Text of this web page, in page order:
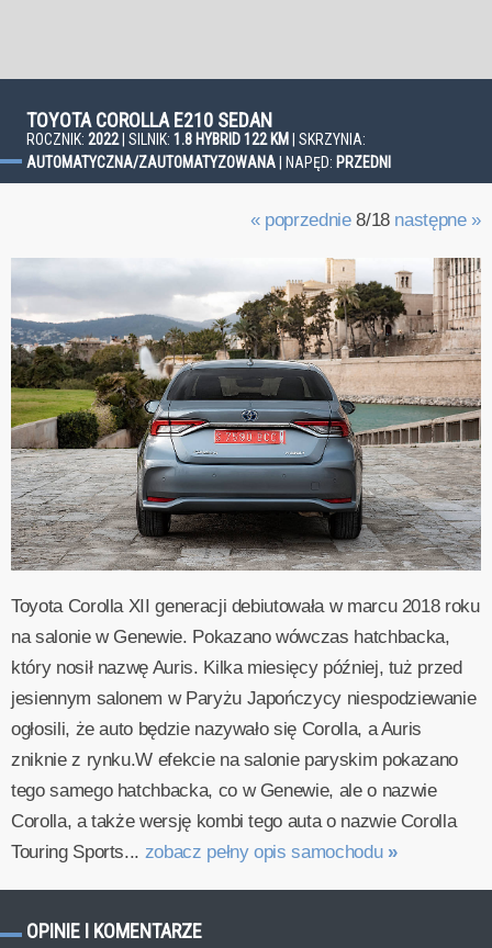
TOYOTA COROLLA E210 SEDAN
ROCZNIK: 2022| SILNIK: 1.8 HYBRID 122 KM
| SKRZYNIA:
AUTOMATYCZNA/ZAUTOMATYZOWANA | NAPĘD: PRZEDNI
« poprzednie8/18 następne »
Toyota Corolla XII generacji debiutowała w marcu 2018 roku
na salonie w Genewie. Pokazano wówczas hatchbacka,
który nosił nazwę Auris. Kilka miesięcy później, tuż przed
jesiennym salonem w Paryżu Japończycy niespodziewanie
ogłosili, że auto będzie nazywało się Corolla, a Auris
zniknie z rynku.W efekcie na salonie paryskim pokazano
tego samego hatchbacka, co w Genewie, ale o nazwie
Corolla, a także wersję kombi tego auta o nazwie Corolla
Touring Sports... zobacz pełny opis samochodu »
OPINIE I KOMENTARZE